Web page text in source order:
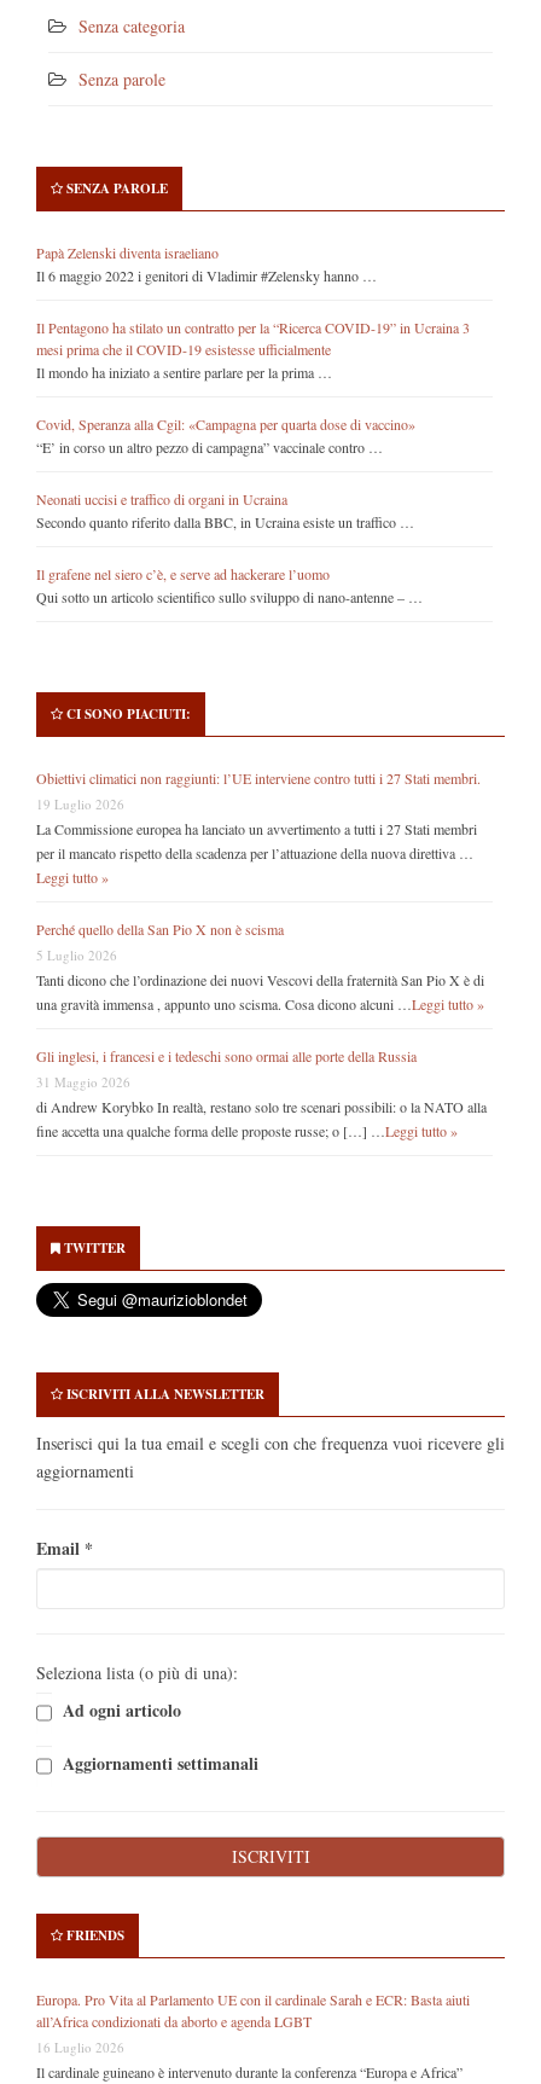
Senza categoria
Senza parole
SENZA PAROLE
Papà Zelenski diventa israeliano
Il 6 maggio 2022 i genitori di Vladimir #Zelensky hanno …
Il Pentagono ha stilato un contratto per la “Ricerca COVID-19” in Ucraina 3
mesi prima che il COVID-19 esistesse ufficialmente
Il mondo ha iniziato a sentire parlare per la prima …
Covid, Speranza alla Cgil: «Campagna per quarta dose di vaccino»
“E’ in corso un altro pezzo di campagna” vaccinale contro …
Neonati uccisi e traffico di organi in Ucraina
Secondo quanto riferito dalla BBC, in Ucraina esiste un traffico …
Il grafene nel siero c’è, e serve ad hackerare l’uomo
Qui sotto un articolo scientifico sullo sviluppo di nano-antenne – …
CI SONO PIACIUTI:
Obiettivi climatici non raggiunti: l’UE interviene contro tutti i 27 Stati membri.
19 Luglio 2026
La Commissione europea ha lanciato un avvertimento a tutti i 27 Stati membri
per il mancato rispetto della scadenza per l’attuazione della nuova direttiva …
Leggi tutto »
Perché quello della San Pio X non è scisma
5 Luglio 2026
Tanti dicono che l’ordinazione dei nuovi Vescovi della fraternità San Pio X è di
una gravità immensa , appunto uno scisma. Cosa dicono alcuni … Leggi tutto »
Gli inglesi, i francesi e i tedeschi sono ormai alle porte della Russia
31 Maggio 2026
di Andrew Korybko In realtà, restano solo tre scenari possibili: o la NATO alla
fine accetta una qualche forma delle proposte russe; o […] … Leggi tutto »
Sidebar
TWITTER
ISCRIVITI ALLA NEWSLETTER
Inserisci qui la tua email e scegli con che frequenza vuoi ricevere gli
aggiornamenti
Email *
Seleziona lista (o più di una):
Ad ogni articolo
Aggiornamenti settimanali
FRIENDS
Europa. Pro Vita al Parlamento UE con il cardinale Sarah e ECR: Basta aiuti
all’Africa condizionati da aborto e agenda LGBT
16 Luglio 2026
Il cardinale guineano è intervenuto durante la conferenza “Europa e Africa”